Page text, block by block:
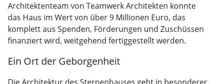
Architektenteam von Teamwerk Architekten konnte
das Haus im Wert von über 9 Millionen Euro, das
komplett aus Spenden, Förderungen und Zuschüssen
finanziert wird, weitgehend fertiggestellt werden.
Ein Ort der Geborgenheit